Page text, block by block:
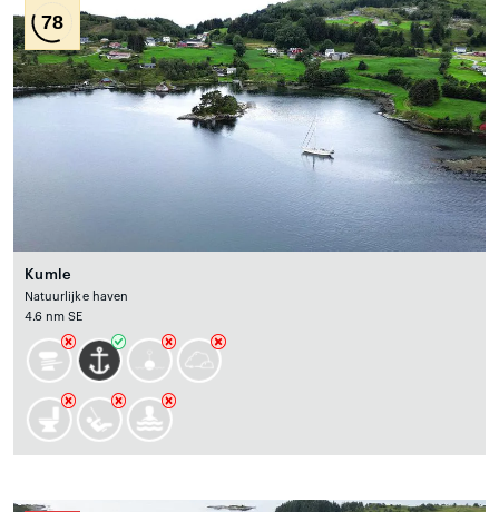
78
Kumle
Natuurlijke haven
4.6 nm SE